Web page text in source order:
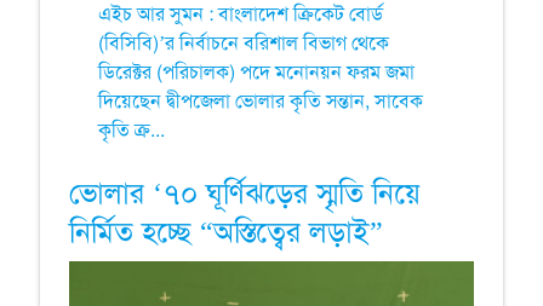
এইচ আর সুমন : বাংলাদেশ ক্রিকেট বোর্ড
(বিসিবি)’র নির্বাচনে বরিশাল বিভাগ থেকে
ডিরেক্টর (পরিচালক) পদে মনোনয়ন ফরম জমা
দিয়েছেন দ্বীপজেলা ভোলার কৃতি সন্তান, সাবেক
কৃতি ক্র...
ভোলার ‘৭০ ঘূর্ণিঝড়ের স্মৃতি নিয়ে
নির্মিত হচ্ছে “অস্তিত্বের লড়াই”